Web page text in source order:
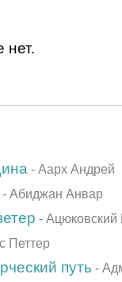
нет.
- Аарх Андрей
- Абиджан Анвар
-
Петтер
путь -